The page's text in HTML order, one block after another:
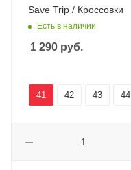
Save Trip / Кроссовки
Есть в наличии
1 290 руб.
41 42 43 44